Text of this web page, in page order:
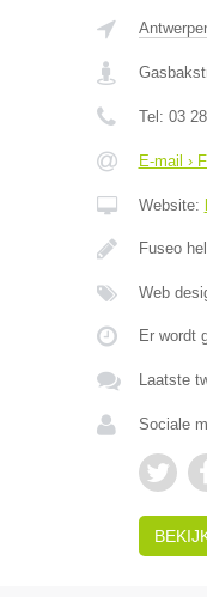
Tel: 03
E-mail ›
Website:
Fuseo
Web
Er wordt
Laatste
Sociale